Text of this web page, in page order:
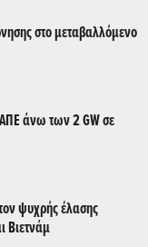
στο μεταβαλλόμενο
άνω των 2 GW σε
ψυχρής έλασης
Βιετνάμ